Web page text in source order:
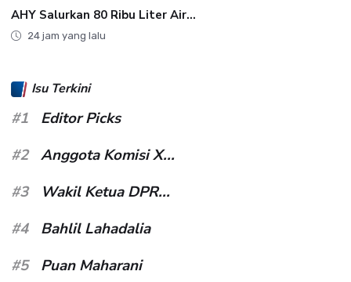
AHY Salurkan 80 Ribu Liter Air...
24 jam yang lalu
Isu Terkini
#1
Editor Picks
#2
Anggota Komisi X...
#3
Wakil Ketua DPR...
#4
Bahlil Lahadalia
#5
Puan Maharani